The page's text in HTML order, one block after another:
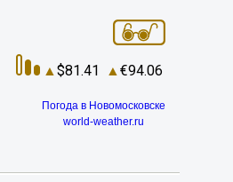
81.41 94.06
Погода в Новомосковске
world-weather.ru